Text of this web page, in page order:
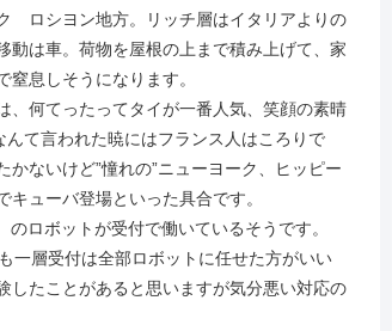
ロシヨン地方。リッチ層はイタリアよりの
は車。荷物を屋根の上まで積み上げて、家
息しそうになります。
、何てったってタイが一番人気、笑顔の素晴
んて言われた暁にはフランス人はころりで
ないけど”憧れの”ニューヨーク、ヒッピー
ューバ登場といった具合です。
ロボットが受付で働いているそうです。
一層受付は全部ロボットに任せた方がいい
したことがあると思いますが気分悪い対応の